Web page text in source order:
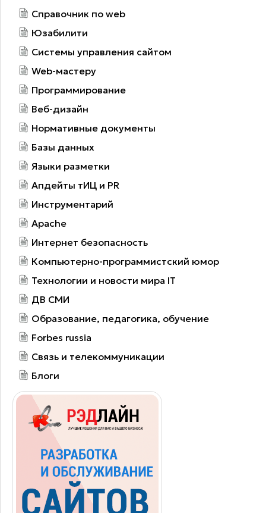
Справочник по web
Юзабилити
Системы управления сайтом
Web-мастеру
Программирование
Веб-дизайн
Нормативные документы
Базы данных
Языки разметки
Апдейты тИЦ и PR
Инструментарий
Apache
Интернет безопасность
Компьютерно-программистский юмор
Технологии и новости мира IT
ДВ СМИ
Образование, педагогика, обучение
Forbes russia
Связь и телекоммуникации
Блоги